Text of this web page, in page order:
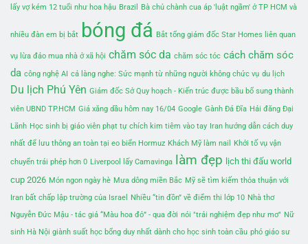
lấy vợ kém 12 tuổi như hoa hậu Brazil Bà chủ chành cua áp 'luật ngầm' ở TP HCM và
nhiều đàn em bị bắt bóng đá Bắt tổng giám đốc Star Homes liên quan
vụ lừa đảo mua nhà ở xã hội chăm sóc da chăm sóc tóc cách chăm sóc
da công nghệ AI cả làng nghe: Sức mạnh từ những người không chức vụ du lịch
Du lịch Phú Yên Giám đốc Sở Quy hoạch - Kiến trúc được bầu bổ sung thành
viên UBND TP.HCM Giá xăng dầu hôm nay 16/04 Google Gành Đá Đĩa Hải đăng Đại
Lãnh Học sinh bị giáo viên phạt tự chích kim tiêm vào tay Iran hướng dẫn cách duy
nhất để lưu thông an toàn tại eo biển Hormuz Khách Mỹ làm nail Khởi tố vụ vận
chuyển trái phép hơn 0 Liverpool lấy Camavinga làm đẹp lịch thi đấu world
cup 2026 Món ngon ngày hè Mưa dông miền Bắc Mỹ sẽ tìm kiếm thỏa thuận với
Iran bất chấp lập trường của Israel
Nhiều “tin đồn” về điểm thi lớp 10 Nhà thơ
Nguyễn Đức Mậu - tác giả “Màu hoa đỏ” - qua đời nói "trải nghiệm đẹp như mơ" Nữ
sinh Hà Nội giành suất học bổng duy nhất dành cho học sinh toàn cầu phó giáo sư